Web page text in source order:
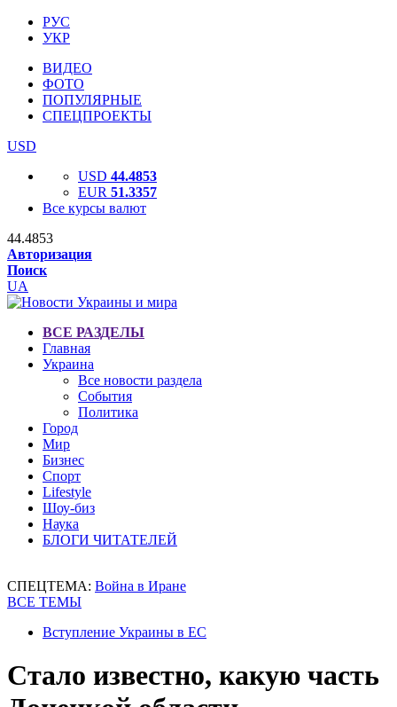
РУС
УКР
ВИДЕО
ФОТО
ПОПУЛЯРНЫЕ
СПЕЦПРОЕКТЫ
USD
USD 44.4853
EUR 51.3357
Все курсы валют
44.4853
Авторизация
Поиск
UA
ВСЕ РАЗДЕЛЫ
Главная
Украина
Все новости раздела
События
Политика
Город
Мир
Бизнес
Спорт
Lifestyle
Шоу-биз
Наука
БЛОГИ ЧИТАТЕЛЕЙ
СПЕЦТЕМА: Война в Иране
ВСЕ ТЕМЫ
Вступление Украины в ЕС
Стало известно, какую часть